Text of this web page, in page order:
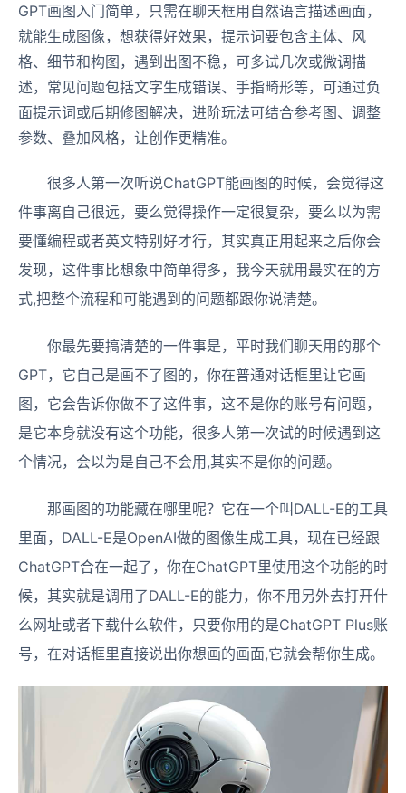
GPT画图入门简单，只需在聊天框用自然语言描述画面，
就能生成图像，想获得好效果，提示词要包含主体、风
格、细节和构图，遇到出图不稳，可多试几次或微调描
述，常见问题包括文字生成错误、手指畸形等，可通过负
面提示词或后期修图解决，进阶玩法可结合参考图、调整
参数、叠加风格，让创作更精准。
很多人第一次听说ChatGPT能画图的时候，会觉得这
件事离自己很远，要么觉得操作一定很复杂，要么以为需
要懂编程或者英文特别好才行，其实真正用起来之后你会
发现，这件事比想象中简单得多，我今天就用最实在的方
式,把整个流程和可能遇到的问题都跟你说清楚。
你最先要搞清楚的一件事是，平时我们聊天用的那个
GPT，它自己是画不了图的，你在普通对话框里让它画
图，它会告诉你做不了这件事，这不是你的账号有问题，
是它本身就没有这个功能，很多人第一次试的时候遇到这
个情况，会以为是自己不会用,其实不是你的问题。
那画图的功能藏在哪里呢？它在一个叫DALL-E的工具
里面，DALL-E是OpenAI做的图像生成工具，现在已经跟
ChatGPT合在一起了，你在ChatGPT里使用这个功能的时
候，其实就是调用了DALL-E的能力，你不用另外去打开什
么网址或者下载什么软件，只要你用的是ChatGPT Plus账
号，在对话框里直接说出你想画的画面,它就会帮你生成。